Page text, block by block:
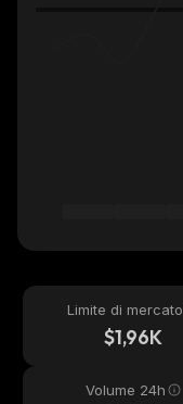
Limite di mercato
$1,96K
Volume 24h